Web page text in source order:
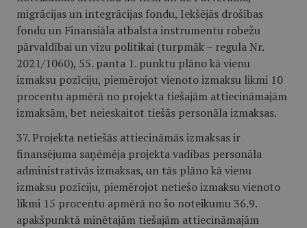
migrācijas un integrācijas fondu, Iekšējās drošības
fondu un Finansiāla atbalsta instrumentu robežu
pārvaldībai un vīzu politikai (turpmāk – regula Nr.
2021/1060), 55. panta 1. punktu plāno kā vienu
izmaksu pozīciju, piemērojot vienoto izmaksu likmi 10
procentu apmērā no projekta tiešajām attiecināmajām
izmaksām, bet neieskaitot tiešās personāla izmaksas.
37. Projekta netiešās attiecināmās izmaksas ir
finansējuma saņēmēja projekta vadības personāla
administratīvās izmaksas, un tās plāno kā vienu
izmaksu pozīciju, piemērojot netiešo izmaksu vienoto
likmi 15 procentu apmērā no šo noteikumu 36.9.
apakšpunktā minētajām tiešajām attiecināmajām